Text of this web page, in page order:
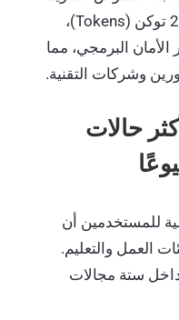
جدًا التي تصل إلى 200,000 توكن (Tokens)،
الأمان البرمجي، مما
وشركات التقنية.
حالات
للمستخدمين أن
العمل والتعليم.
داخل ستة مجالات